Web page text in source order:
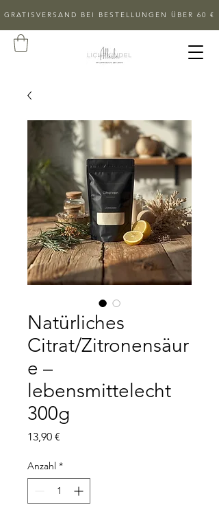
GRATISVERSAND BEI BESTELLUNGEN ÜBER 60 €
Natürliches
Citrat/Zitronensäur
e –
lebensmittelecht
300g
13,90 €
Anzahl *